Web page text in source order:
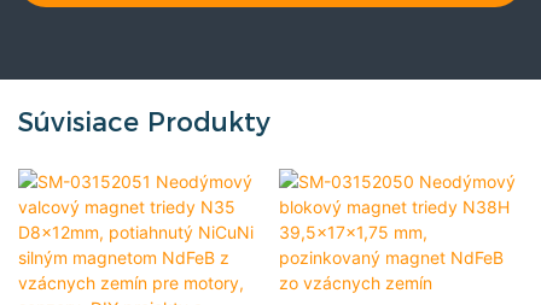
Súvisiace Produkty